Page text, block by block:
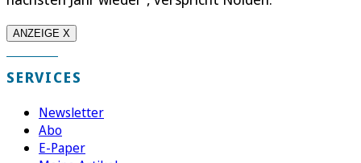
ANZEIGE X
SERVICES
Newsletter
Abo
E-Paper